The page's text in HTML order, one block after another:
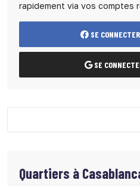
rapidement via vos comptes
SE
SE
Quartiers à